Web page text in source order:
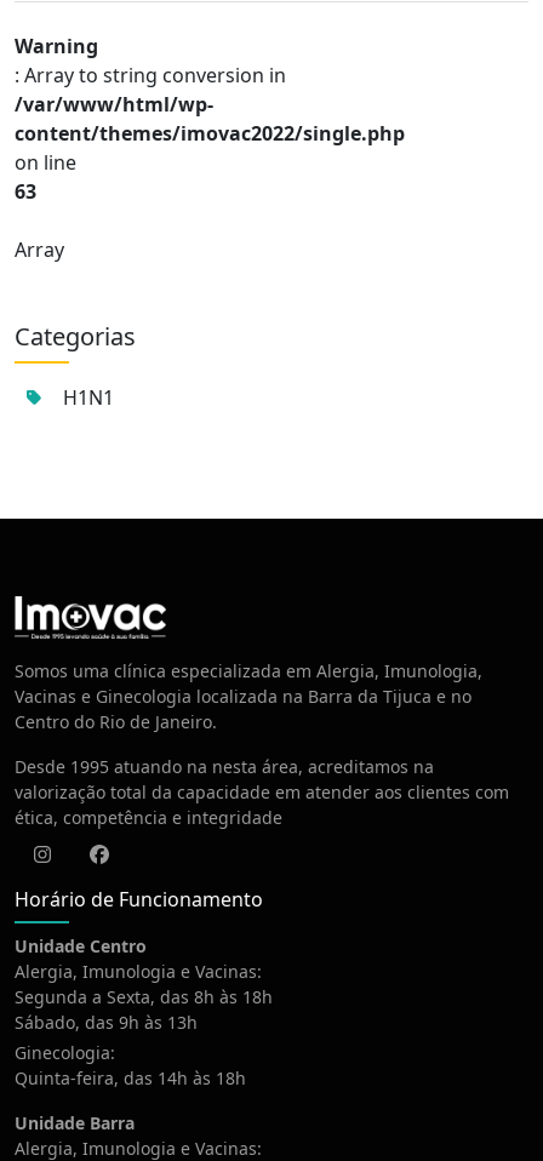
Warning
: Array to string conversion in
/var/www/html/wp-
content/themes/imovac2022/single.php
on line
63
Array
Categorias
H1N1
Centro de Vacinação
Somos uma clínica especializada em Alergia, Imunologia,
Vacinas e Ginecologia localizada na Barra da Tijuca e no
Centro do Rio de Janeiro.
Desde 1995 atuando na nesta área, acreditamos na
valorização total da capacidade em atender aos clientes com
ética, competência e integridade
InstagramFacebook
Horário de Funcionamento
Unidade Centro
Alergia, Imunologia e Vacinas:
Segunda a Sexta, das 8h às 18h
Sábado, das 9h às 13h
Ginecologia:
Quinta-feira, das 14h às 18h
Unidade Barra
Alergia, Imunologia e Vacinas: